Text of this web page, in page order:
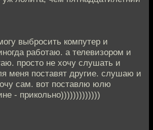
выбросить компутер и
работаю. а телевизором и
просто не хочу слушать и
меня поставят другие. слушаю и
сам. вот поставлю юлю
- прикольно)))))))))))))